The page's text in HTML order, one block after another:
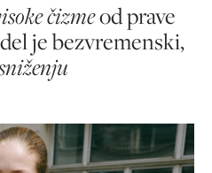
čizmeod prave
je bezvremenski,